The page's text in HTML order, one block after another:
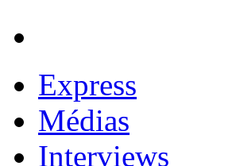
Express
Médias
Interviews